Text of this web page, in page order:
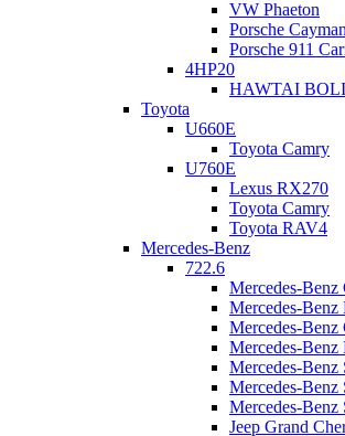
VW Phaeton
Porsche Cayman
Porsche 911
4HP20
HAWTAI
Toyota
U660E
Toyota Camry
U760E
Lexus RX270
Toyota Camry
Toyota RAV4
Mercedes-Benz
722.6
Mercedes-Benz
Mercedes-Benz
Mercedes-Benz
Mercedes-
Mercedes-Benz
Mercedes-Benz
Mercedes-Benz
Jeep Grand